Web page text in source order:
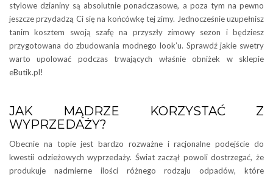
stylowe dzianiny są absolutnie ponadczasowe, a poza tym na pewno
jeszcze przydadzą Ci się na końcówkę tej zimy. Jednocześnie uzupełnisz
tanim kosztem swoją szafę na przyszły zimowy sezon i będziesz
przygotowana do zbudowania modnego look’u. Sprawdź jakie swetry
warto upolować podczas trwających właśnie obniżek w sklepie
eButik.pl!
JAK MĄDRZE KORZYSTAĆ Z
WYPRZEDAŻY?
Obecnie na topie jest bardzo rozważne i racjonalne podejście do
kwestii odzieżowych wyprzedaży. Świat zaczął powoli dostrzegać, że
produkuje nadmierne ilości różnego rodzaju odpadów, które